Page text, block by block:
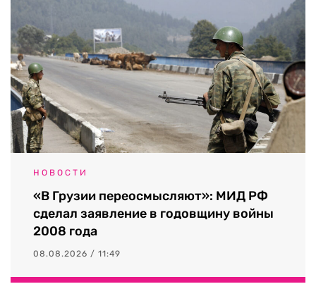
НОВОСТИ
«В Грузии переосмысляют»: МИД РФ
сделал заявление в годовщину войны
2008 года
08.08.2026 / 11:49